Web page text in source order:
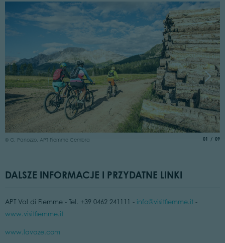
© G. Panozzo, APT Fiemme Cembra 01 of
09
DALSZE INFORMACJE I PRZYDATNE LINKI
APT Val di Fiemme - Tel. +39 0462 241111 - info@visitfiemme.it-
www.visitfiemme.it
www.lavaze.com